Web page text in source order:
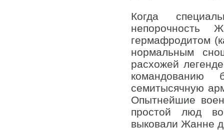
Когда
непорочность
гермафродитом
нормальным
расхожей
семитысячную
Опытнейшие
простой люд
выковали Жанне